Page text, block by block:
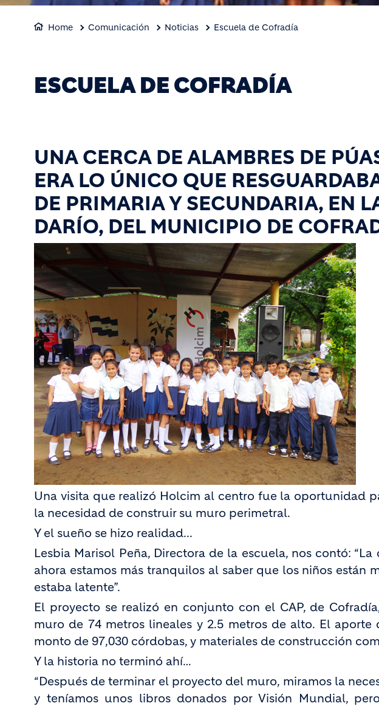
Home Comunicación Noticias Escuela de Cofradía
ESCUELA DE COFRADÍA
UNA CERCA DE ALAMBRES DE
ERA LO ÚNICO QUE
DE PRIMARIA Y SECUNDARIA, EN
DARÍO, DEL MUNICIPIO DE
Una visita que realizó Holcim al centro fue la oportunidad
la necesidad de construir su muro perimetral.
Y el sueño se hizo realidad...
Lesbia Marisol Peña, Directora de la escuela, nos contó:
ahora estamos más tranquilos al saber que los niños están
estaba latente”.
El proyecto se realizó en conjunto con el CAP, de
muro de 74 metros lineales y 2.5 metros de alto. El
monto de 97,030 córdobas, y materiales de construcción
Y la historia no terminó ahí…
“Después de terminar el proyecto del muro, miramos la
y teníamos unos libros donados por Visión Mundial,